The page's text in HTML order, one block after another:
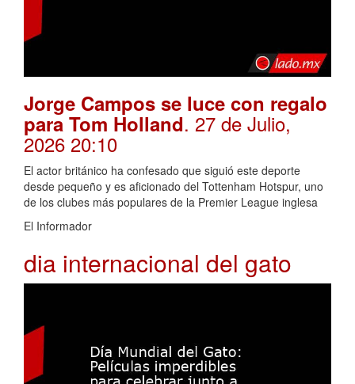
Jorge Campos se luce con regalo
para Tom Holland. 27 de Julio,
2026 20:10
El actor británico ha confesado que siguió este deporte
desde pequeño y es aficionado del Tottenham Hotspur, uno
de los clubes más populares de la Premier League inglesa
El Informador
dia internacional del gato